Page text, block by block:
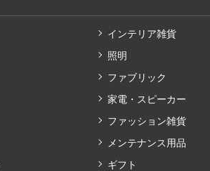
インテリア雑貨
照明
ファブリック
家電・スピーカー
ファッション雑貨
メンテナンス用品
ギフト